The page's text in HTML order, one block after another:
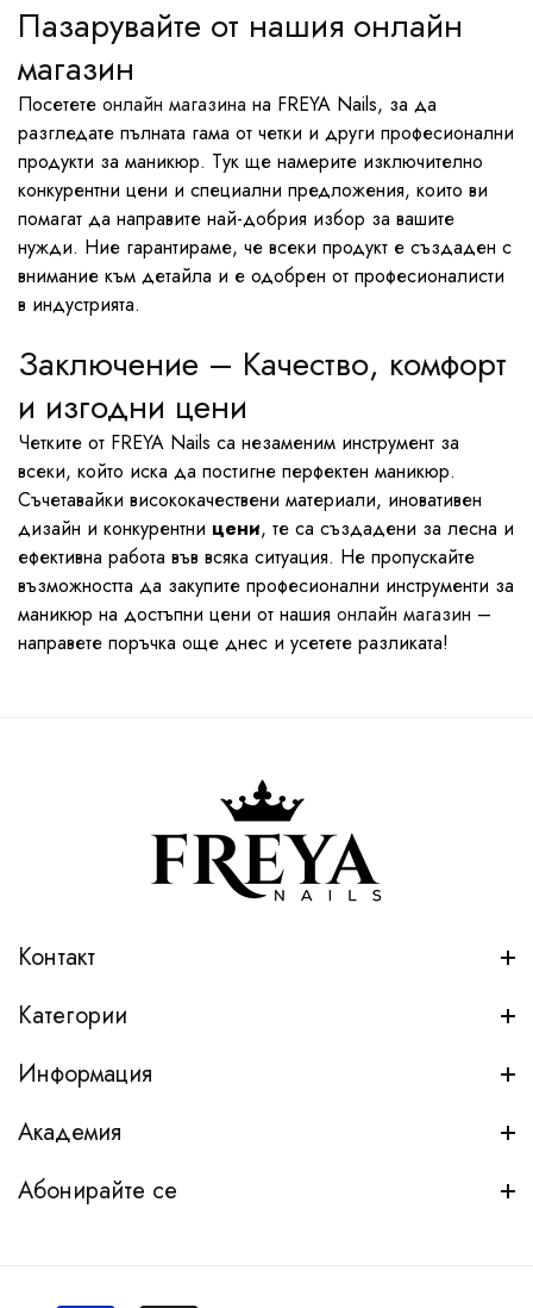
Пазарувайте от нашия онлайн
магазин
Посетете онлайн магазина на FREYA Nails, за да
разгледате пълната гама от четки и други професионални
продукти за маникюр. Тук ще намерите изключително
конкурентни цени и специални предложения, които ви
помагат да направите най-добрия избор за вашите
нужди. Ние гарантираме, че всеки продукт е създаден с
внимание към детайла и е одобрен от професионалисти
в индустрията.
Заключение – Качество, комфорт
и изгодни цени
Четките от FREYA Nails са незаменим инструмент за
всеки, който иска да постигне перфектен маникюр.
Съчетавайки висококачествени материали, иновативен
дизайн и конкурентни цени, те са създадени за лесна и
ефективна работа във всяка ситуация. Не пропускайте
възможността да закупите професионални инструменти за
маникюр на достъпни цени от нашия онлайн магазин –
направете поръчка още днес и усетете разликата!
Контакт
Категории
Информация
Академия
Абонирайте се